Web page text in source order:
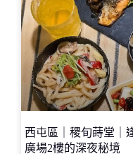
西屯區｜稷旬蒔堂｜
廣場2樓的深夜秘境